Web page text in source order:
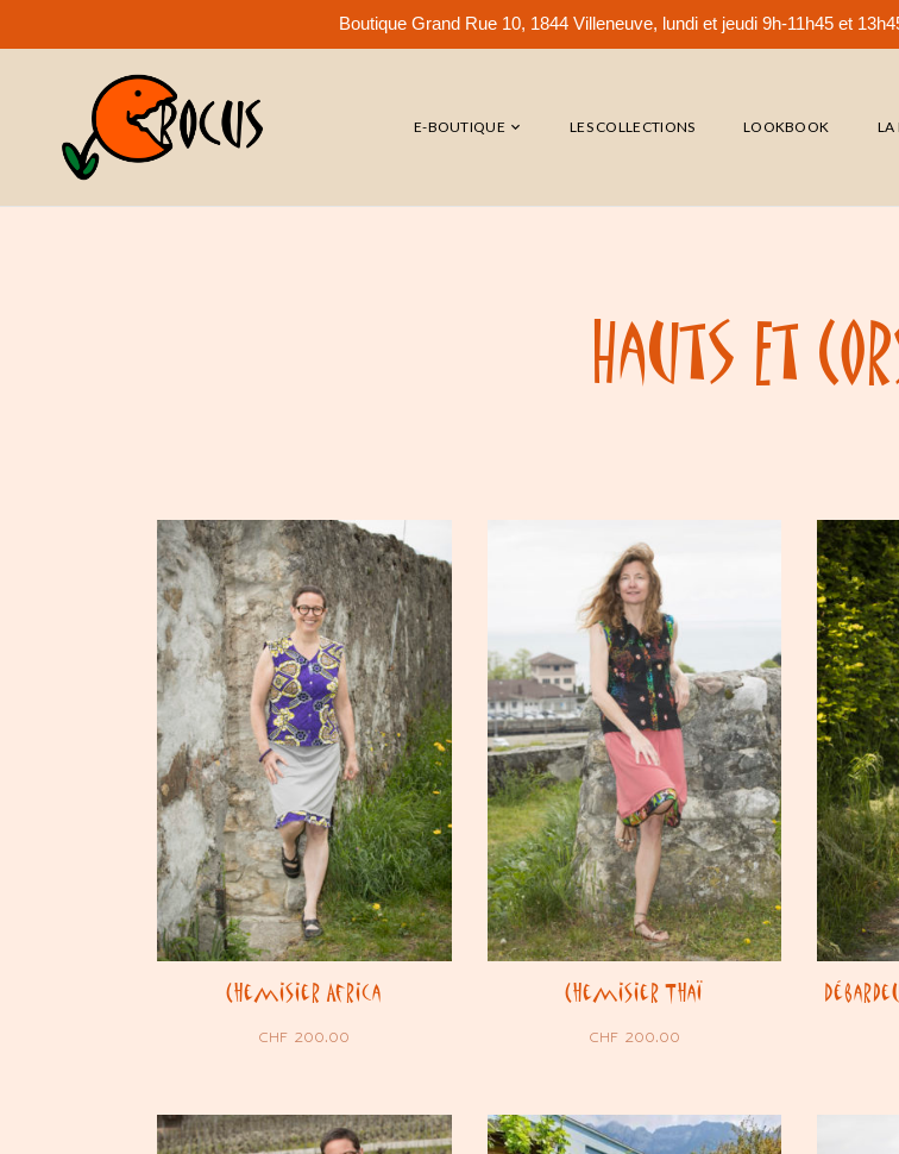
Boutique Grand Rue 10, 1844 Villeneuve, lundi et jeudi 9h-11h45 et
E-BOUTIQUE LES COLLECTIONS LOOKBOOK LA
Hauts Et
Chemisier Africa
CHF 200.00
Chemisier Thaï
CHF200.00